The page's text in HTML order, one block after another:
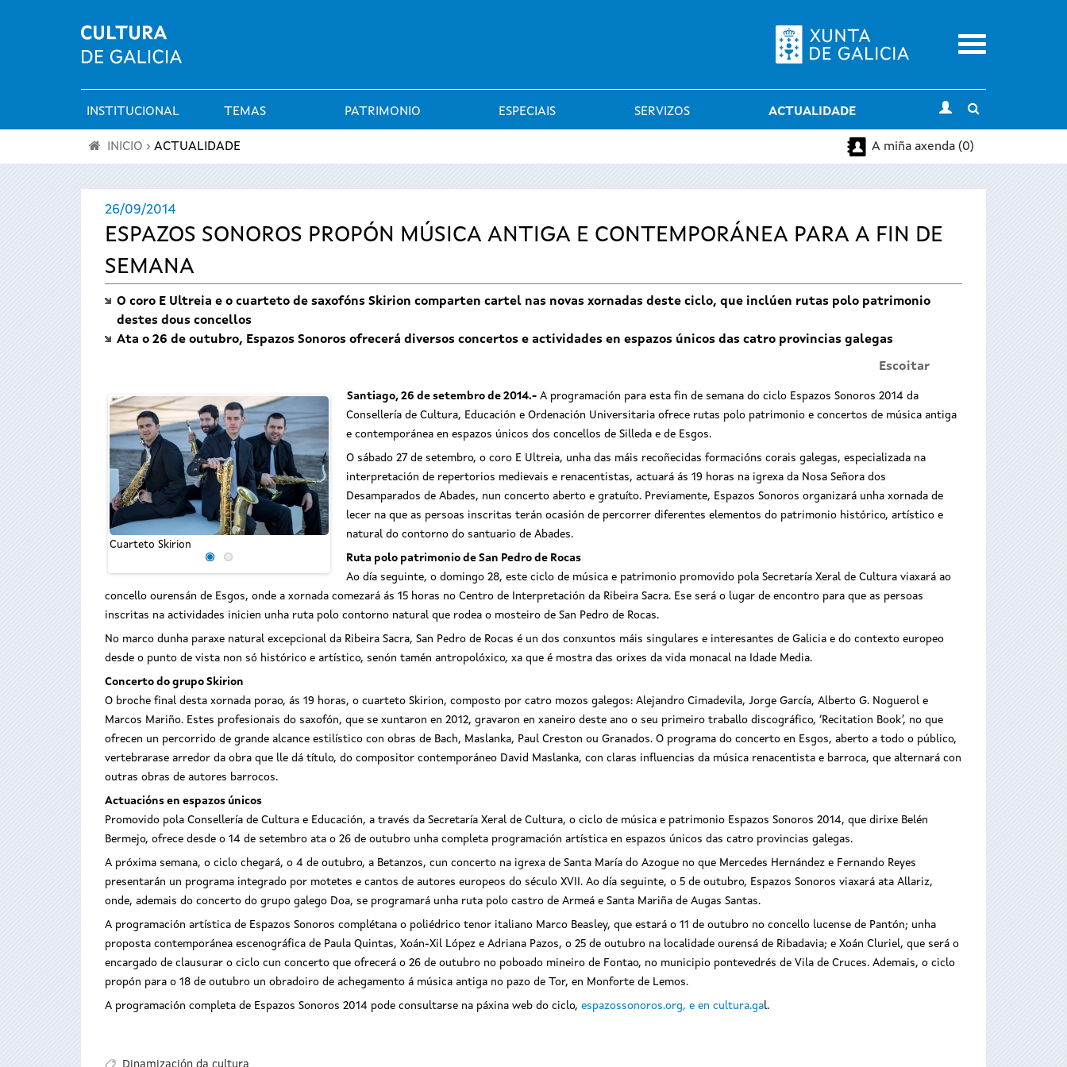
Menu
Menú
principal
INSTITUCIONAL TEMAS PATRIMONIO ESPECIAIS SERVIZOS ACTUALIDADE
search
está
INICIO › ACTUALIDADE A miña axenda (0)
26/09/2014
ESPAZOS SONOROS PROPÓN MÚSICA ANTIGA E CONTEMPORÁNEA PARA A FIN DE
SEMANA
O coro E Ultreia e o cuarteto de saxofóns Skirion comparten cartel nas novas xornadas deste ciclo, que inclúen rutas polo patrimonio
destes dous concellos
Ata o 26 de outubro, Espazos Sonoros ofrecerá diversos concertos e actividades en espazos únicos das catro provincias galegas
Escoitar
Cuarteto Skirion
Coro Ultreia
Santiago, 26 de setembro de 2014.- A programación para esta fin de semana do ciclo Espazos Sonoros 2014 da
Consellería de Cultura, Educación e Ordenación Universitaria ofrece rutas polo patrimonio e concertos de música antiga
e contemporánea en espazos únicos dos concellos de Silleda e de Esgos.
O sábado 27 de setembro, o coro E Ultreia, unha das máis recoñecidas formacións corais galegas, especializada na
interpretación de repertorios medievais e renacentistas, actuará ás 19 horas na igrexa da Nosa Señora dos
Desamparados de Abades, nun concerto aberto e gratuíto. Previamente, Espazos Sonoros organizará unha xornada de
lecer na que as persoas inscritas terán ocasión de percorrer diferentes elementos do patrimonio histórico, artístico e
natural do contorno do santuario de Abades.
Ruta polo patrimonio de San Pedro de Rocas
Ao día seguinte, o domingo 28, este ciclo de música e patrimonio promovido pola Secretaría Xeral de Cultura viaxará ao
concello ourensán de Esgos, onde a xornada comezará ás 15 horas no Centro de Interpretación da Ribeira Sacra. Ese será o lugar de encontro para que as persoas
inscritas na actividades inicien unha ruta polo contorno natural que rodea o mosteiro de San Pedro de Rocas.
No marco dunha paraxe natural excepcional da Ribeira Sacra, San Pedro de Rocas é un dos conxuntos máis singulares e interesantes de Galicia e do contexto europeo
desde o punto de vista non só histórico e artístico, senón tamén antropolóxico, xa que é mostra das orixes da vida monacal na Idade Media.
Concerto do grupo Skirion
O broche final desta xornada porao, ás 19 horas, o cuarteto Skirion, composto por catro mozos galegos: Alejandro Cimadevila, Jorge García, Alberto G. Noguerol e
Marcos Mariño. Estes profesionais do saxofón, que se xuntaron en 2012, gravaron en xaneiro deste ano o seu primeiro traballo discográfico, ‘Recitation Book’, no que
ofrecen un percorrido de grande alcance estilístico con obras de Bach, Maslanka, Paul Creston ou Granados. O programa do concerto en Esgos, aberto a todo o público,
vertebrarase arredor da obra que lle dá título, do compositor contemporáneo David Maslanka, con claras influencias da música renacentista e barroca, que alternará con
outras obras de autores barrocos.
Actuacións en espazos únicos
Promovido pola Consellería de Cultura e Educación, a través da Secretaría Xeral de Cultura, o ciclo de música e patrimonio Espazos Sonoros 2014, que dirixe Belén
Bermejo, ofrece desde o 14 de setembro ata o 26 de outubro unha completa programación artística en espazos únicos das catro provincias galegas.
A próxima semana, o ciclo chegará, o 4 de outubro, a Betanzos, cun concerto na igrexa de Santa María do Azogue no que Mercedes Hernández e Fernando Reyes
presentarán un programa integrado por motetes e cantos de autores europeos do século XVII. Ao día seguinte, o 5 de outubro, Espazos Sonoros viaxará ata Allariz,
onde, ademais do concerto do grupo galego Doa, se programará unha ruta polo castro de Armeá e Santa Mariña de Augas Santas.
A programación artística de Espazos Sonoros complétana o poliédrico tenor italiano Marco Beasley, que estará o 11 de outubro no concello lucense de Pantón; unha
proposta contemporánea escenográfica de Paula Quintas, Xoán-Xil López e Adriana Pazos, o 25 de outubro na localidade ourensá de Ribadavia; e Xoán Cluriel, que será o
encargado de clausurar o ciclo cun concerto que ofrecerá o 26 de outubro no poboado mineiro de Fontao, no municipio pontevedrés de Vila de Cruces. Ademais, o ciclo
propón para o 18 de outubro un obradoiro de achegamento á música antiga no pazo de Tor, en Monforte de Lemos.
A programación completa de Espazos Sonoros 2014 pode consultarse na páxina web do ciclo, espazossonoros.org, e en cultura.gal.
Dinamización da cultura